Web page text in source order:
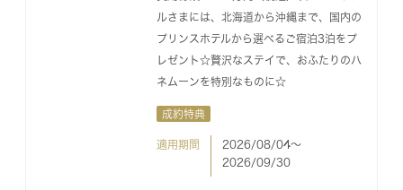
ルさまには、北海道から沖縄まで、国内の
プリンスホテルから選べるご宿泊3泊をプ
レゼント☆贅沢なステイで、おふたりのハ
ネムーンを特別なものに☆
成約特典
適用期間
2026/08/04〜
2026/09/30